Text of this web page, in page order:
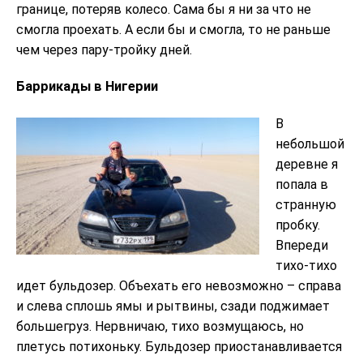
границе, потеряв колесо. Сама бы я ни за что не
смогла проехать. А если бы и смогла, то не раньше
чем через пару-тройку дней.
Баррикады в Нигерии
В
небольшой
деревне я
попала в
странную
пробку.
Впереди
тихо-тихо
идет бульдозер. Объехать его невозможно – справа
и слева сплошь ямы и рытвины, сзади поджимает
большегруз. Нервничаю, тихо возмущаюсь, но
плетусь потихоньку. Бульдозер приостанавливается